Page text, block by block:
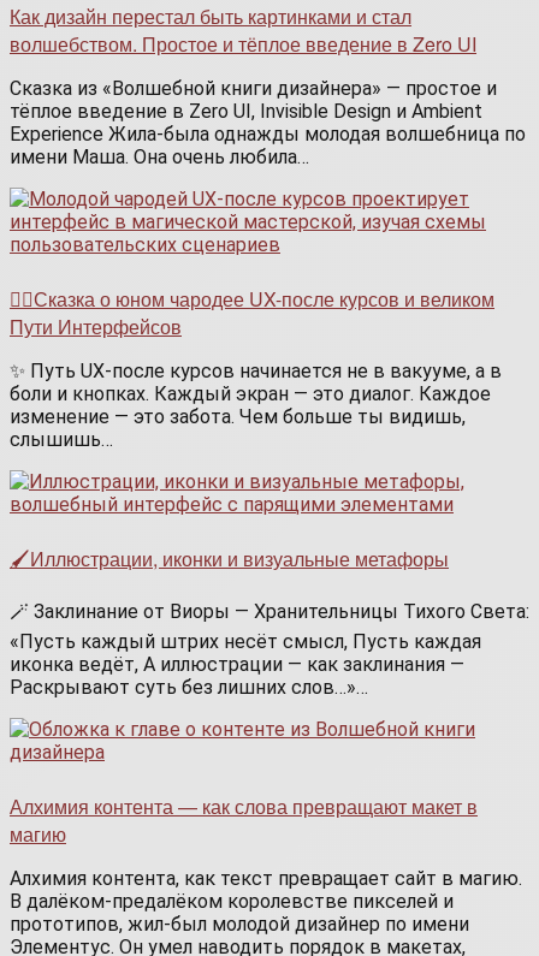
Как дизайн перестал быть картинками и стал
волшебством. Простое и тёплое введение в Zero UI
Сказка из «Волшебной книги дизайнера» — простое и
тёплое введение в Zero UI, Invisible Design и Ambient
Experience Жила-была однажды молодая волшебница по
имени Маша. Она очень любила…
🧙‍♂️Сказка о юном чародее UX-после курсов и великом
Пути Интерфейсов
✨ Путь UX-после курсов начинается не в вакууме, а в
боли и кнопках. Каждый экран — это диалог. Каждое
изменение — это забота. Чем больше ты видишь,
слышишь…
🖌️Иллюстрации, иконки и визуальные метафоры
🪄 Заклинание от Виоры — Хранительницы Тихого Света:
«Пусть каждый штрих несёт смысл, Пусть каждая
иконка ведёт, А иллюстрации — как заклинания —
Раскрывают суть без лишних слов…»…
Алхимия контента — как слова превращают макет в
магию
Алхимия контента, как текст превращает сайт в магию.
В далёком-предалёком королевстве пикселей и
прототипов, жил-был молодой дизайнер по имени
Элементус. Он умел наводить порядок в макетах,